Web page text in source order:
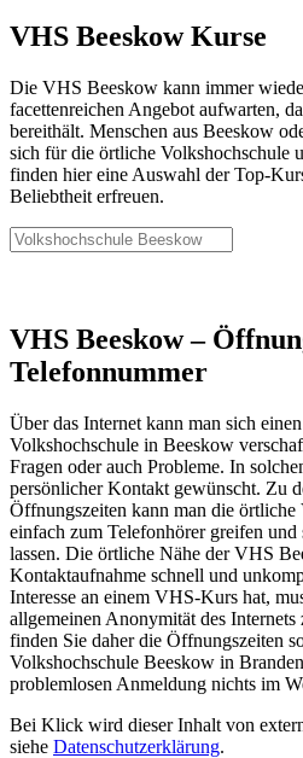
VHS Beeskow Kurse
Die VHS Beeskow kann immer
facettenreichen Angebot aufwarten,
bereithält. Menschen aus Beeskow
sich für die örtliche Volkshochschule
finden hier eine Auswahl der Top-
Beliebtheit erfreuen.
VHS Beeskow –
Telefonnummer
Über das Internet kann man sich
Volkshochschule in Beeskow
Fragen oder auch Probleme. In
persönlicher Kontakt gewünscht. Zu
Öffnungszeiten kann man die örtliche
einfach zum Telefonhörer greifen und
lassen. Die örtliche Nähe der VHS
Kontaktaufnahme schnell und
Interesse an einem VHS-Kurs hat,
allgemeinen Anonymität des
finden Sie daher die Öffnungszeiten
Volkshochschule Beeskow in
problemlosen Anmeldung nichts im
Bei Klick wird dieser Inhalt von
siehe Datenschutzerklärung.